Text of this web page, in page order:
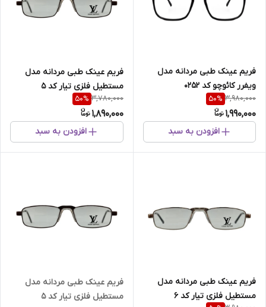
فریم عینک طبی مردانه مدل
ویفرر کائوچو کد 0252
3,980,000
50%
1,990,000
افزودن به سبد
فریم عینک طبی مردانه مدل
مستطیل فلزی تیار کد 5
3,780,000
50%
1,890,000
افزودن به سبد
فریم عینک طبی مردانه مدل
مستطیل فلزی تیار کد 6
فریم عینک طبی مردانه مدل
مستطیل فلزی تیار کد 5